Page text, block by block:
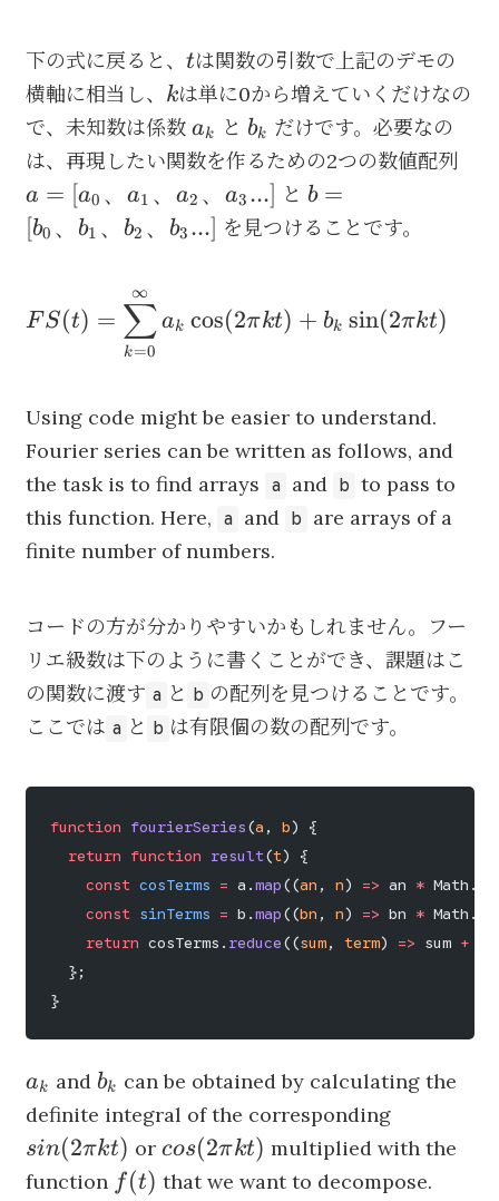
b_3…]
下の式に戻ると、 t
tは関数の引数で上記のデモの
横軸に相当し、 k
kは単に0から増えていくだけなの
で、未知数は係数 a_k
ak と b_k
bk
だけです。必要なの
は、再現したい関数を作るための2つの数値配列a =
a = [a0 、 a1 、 a2 、 a3 ...] と b =
[b_0、
b_3...]
b =
[b0 、 b1 、 b2 、 b3 ...] を見つけることです。
{\begin{aligned}FS(t)&=\sum
_{k=0}^\infty a_k\cos (2\pi
kt) + b_k\sin (2\pi
F S(t) =
k=0
∑
∞
ak cos(2πkt) + bk sin(2πkt)
Using code might be easier to understand.
Fourier series can be written as follows, and
the task is to find arrays
a and b to pass to
this function. Here,
a and b
are arrays of a
finite number of numbers.
コードの方が分かりやすいかもしれません。フー
リエ級数は下のように書くことができ、課題はこ
の関数に渡す a と b の配列を見つけることです。
ここでは a と b は有限個の数の配列です。
function fourierSeries(a , b) {
  return
function result(t) {
    const
cosTerms = a.map((an , n) => an * Math.
    const
sinTerms = b.map((bn , n) => bn * Math.
    return
cosTerms. reduce((sum, term) => sum +
  };
}
a_k
ak and b_k
bk
can be obtained by calculating the
definite integral of the correspondingsin
(2\pi
sin(2πkt) or cos
(2\pi
cos(2πkt) multiplied with the
function f(t)
f (t) that we want to decompose.